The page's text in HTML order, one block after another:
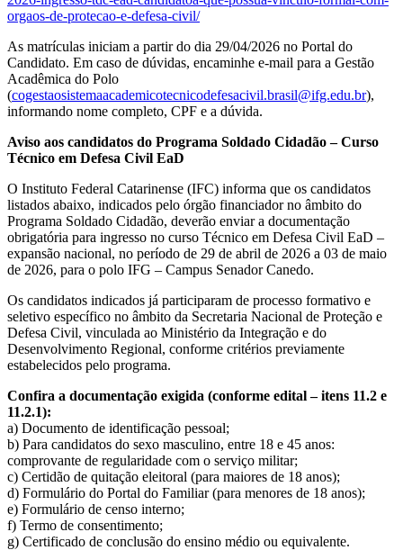
orgaos-de-protecao-e-defesa-civil/
As matrículas iniciam a partir do dia 29/04/2026 no Portal do
Candidato. Em caso de dúvidas, encaminhe e-mail para a Gestão
Acadêmica do Polo
(cogestaosistemaacademicotecnicodefesacivil.brasil@ifg.edu.br),
informando nome completo, CPF e a dúvida.
Aviso aos candidatos do Programa Soldado Cidadão – Curso
Técnico em Defesa Civil EaD
O Instituto Federal Catarinense (IFC) informa que os candidatos
listados abaixo, indicados pelo órgão financiador no âmbito do
Programa Soldado Cidadão, deverão enviar a documentação
obrigatória para ingresso no curso Técnico em Defesa Civil EaD –
expansão nacional, no período de 29 de abril de 2026 a 03 de maio
de 2026, para o polo IFG – Campus Senador Canedo.
Os candidatos indicados já participaram de processo formativo e
seletivo específico no âmbito da Secretaria Nacional de Proteção e
Defesa Civil, vinculada ao Ministério da Integração e do
Desenvolvimento Regional, conforme critérios previamente
estabelecidos pelo programa.
Confira a documentação exigida (conforme edital – itens 11.2 e
11.2.1):
a) Documento de identificação pessoal;
b) Para candidatos do sexo masculino, entre 18 e 45 anos:
comprovante de regularidade com o serviço militar;
c) Certidão de quitação eleitoral (para maiores de 18 anos);
d) Formulário do Portal do Familiar (para menores de 18 anos);
e) Formulário de censo interno;
f) Termo de consentimento;
g) Certificado de conclusão do ensino médio ou equivalente.